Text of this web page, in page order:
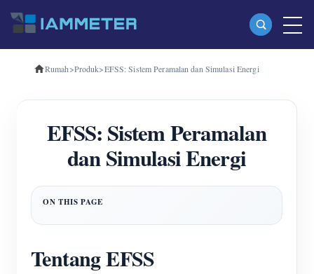
Produk
Pengukur Energi Wi-Fi Tiga Fase (WEM3080T)
Pengukur Energi Wi-Fi Tiga Fase (WEM3046T)
Pengukur Energi Wi-Fi Tiga Fase (WEM3050T)
Layanan hosting mandiri
Rumah>Produk>EFSS: Sistem Peramalan dan Simulasi Energi
EFSS: Sistem Peramalan
dan Simulasi Energi
Tentang EFSS